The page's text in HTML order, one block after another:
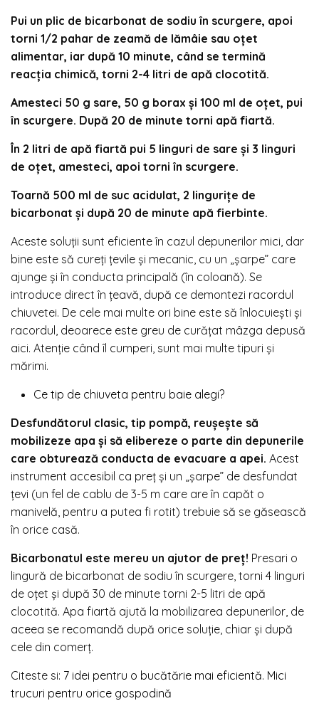
Pui un plic de bicarbonat de sodiu în scurgere, apoi
torni 1/2 pahar de zeamă de lămâie sau oțet
alimentar, iar după 10 minute, când se termină
reacția chimică, torni 2-4 litri de apă clocotită.
Amesteci 50 g sare, 50 g borax și 100 ml de oțet, pui
în scurgere. După 20 de minute torni apă fiartă.
În 2 litri de apă fiartă pui 5 linguri de sare și 3 linguri
de oțet, amesteci, apoi torni în scurgere.
Toarnă 500 ml de suc acidulat, 2 lingurițe de
bicarbonat și după 20 de minute apă fierbinte.
Aceste soluții sunt eficiente în cazul depunerilor mici, dar
bine este să cureți țevile și mecanic, cu un „șarpe” care
ajunge și în conducta principală (în coloană). Se
introduce direct în țeavă, după ce demontezi racordul
chiuvetei. De cele mai multe ori bine este să înlocuiești și
racordul, deoarece este greu de curățat mâzga depusă
aici. Atenție când îl cumperi, sunt mai multe tipuri și
mărimi.
Ce tip de chiuveta pentru baie alegi?
Desfundătorul clasic, tip pompă, reușește să
mobilizeze apa și să elibereze o parte din depunerile
care obturează conducta de evacuare a apei. Acest
instrument accesibil ca preț și un „șarpe” de desfundat
țevi (un fel de cablu de 3-5 m care are în capăt o
manivelă, pentru a putea fi rotit) trebuie să se găsească
în orice casă.
Bicarbonatul este mereu un ajutor de preț! Presari o
lingură de bicarbonat de sodiu în scurgere, torni 4 linguri
de oțet și după 30 de minute torni 2-5 litri de apă
clocotită. Apa fiartă ajută la mobilizarea depunerilor, de
aceea se recomandă după orice soluție, chiar și după
cele din comerț.
Citeste si: 7 idei pentru o bucătărie mai eficientă. Mici
trucuri pentru orice gospodină